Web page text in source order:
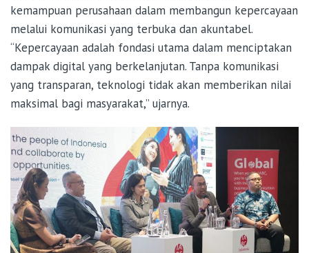
kemampuan perusahaan dalam membangun kepercayaan
melalui komunikasi yang terbuka dan akuntabel.
“Kepercayaan adalah fondasi utama dalam menciptakan
dampak digital yang berkelanjutan. Tanpa komunikasi
yang transparan, teknologi tidak akan memberikan nilai
maksimal bagi masyarakat,” ujarnya.